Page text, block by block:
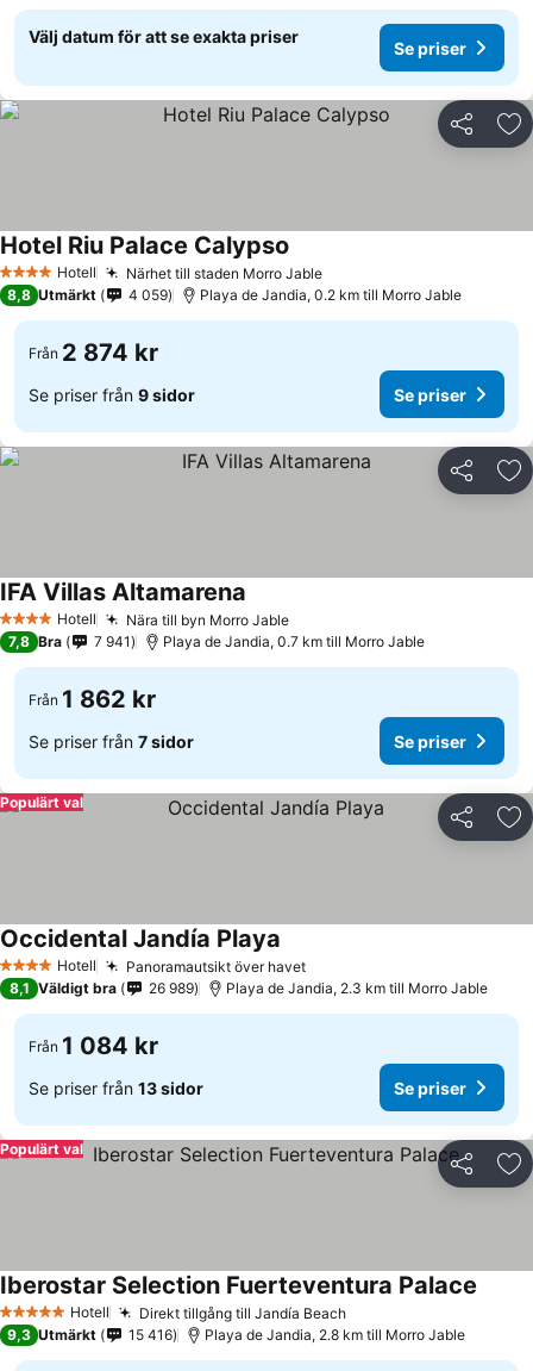
Välj datum för att se exakta priser
Se priser
Dela
4 StjärnorHotell Närhet till staden Morro Jable
Hotel Riu Palace Calypso
8,8 Utmärkt 4 059 Playa de Jandia, 0.2 km till Morro Jable
Från 2 874 kr
Se priser från 9 sidor Se priser
Dela
4 StjärnorHotell Nära till byn Morro Jable
IFA Villas Altamarena
7,8 Bra 7 941 Playa de Jandia, 0.7 km till Morro Jable
Från 1 862 kr
Se priser från 7 sidor Se priser
Dela
Populärt val
4 StjärnorHotell Panoramautsikt över havet
Occidental Jandía Playa
8,1 Väldigt bra 26 989 Playa de Jandia, 2.3 km till Morro Jable
Från 1 084 kr
Se priser från 13 sidor Se priser
Dela
Populärt val
5 Stjärnor Hotell Direkt tillgång till Jandía Beach
Iberostar Selection Fuerteventura Palace
9,3 Utmärkt 15 416 Playa de Jandia, 2.8 km till Morro Jable